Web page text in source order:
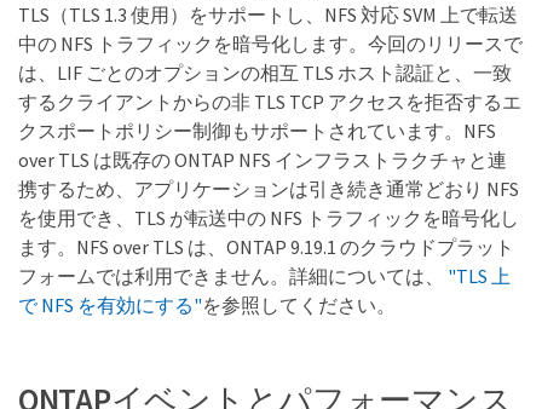
TLS（TLS 1.3 使用）をサポートし、NFS 対応 SVM 上で転送
中の NFS トラフィックを暗号化します。今回のリリースで
は、LIF ごとのオプションの相互 TLS ホスト認証と、一致
するクライアントからの非 TLS TCP アクセスを拒否するエ
クスポートポリシー制御もサポートされています。NFS
over TLS は既存の ONTAP NFS インフラストラクチャと連
携するため、アプリケーションは引き続き通常どおり NFS
を使用でき、TLS が転送中の NFS トラフィックを暗号化し
ます。NFS over TLS は、ONTAP 9.19.1 のクラウドプラット
フォームでは利用できません。詳細については、 "TLS 上
で NFS を有効にする"を参照してください。
ONTAPイベントとパフォーマンス